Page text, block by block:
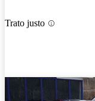
Trato justo